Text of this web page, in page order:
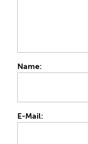
Name:
E-Mail: